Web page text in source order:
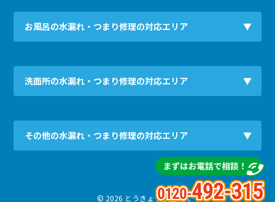
お風呂の水漏れ・つまり修理の対応エリア
洗面所の水漏れ・つまり修理の対応エリア
その他の水漏れ・つまり修理の対応エリア
© 2026 とうきょう水道職人